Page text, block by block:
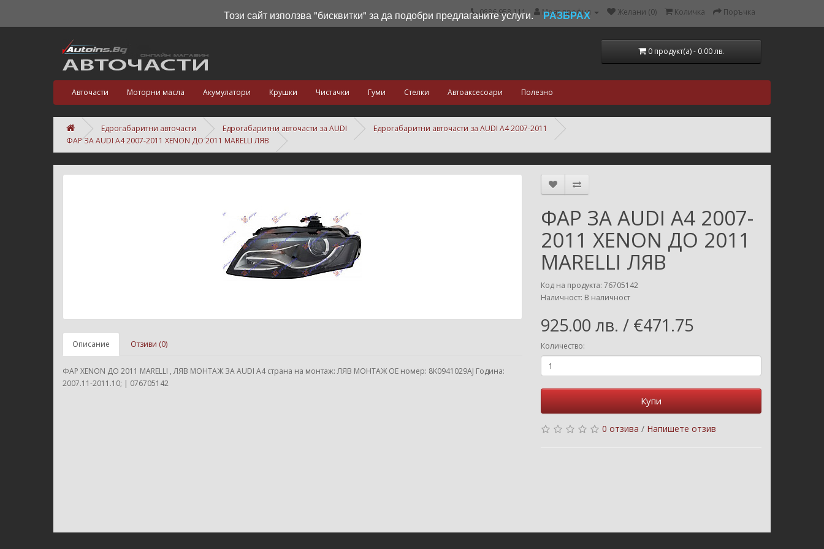
0886 958 111 Моят профил Желани (0) Количка Поръчка
0 продукт(а) - 0.00 лв.
Авточасти Моторни масла Акумулатори Крушки Чистачки Гуми Стелки Автоаксесоари Полезно
Едрогабаритни авточасти Едрогабаритни авточасти за AUDI
Едрогабаритни авточасти за AUDI A4 2007-2011
ФАР ЗА AUDI A4 2007-2011 XENON ДО 2011 MARELLI ЛЯВ
Описание Отзиви (0)
ФАР XENON ДО 2011 MARELLI , ЛЯВ МОНТАЖ ЗА AUDI A4 страна на монтаж: ЛЯВ МОНТАЖ ОЕ номер: 8K0941029AJ Година:
2007.11-2011.10; | 076705142
ФАР ЗА AUDI A4 2007-
2011 XENON ДО 2011
MARELLI ЛЯВ
Код на продукта: 76705142
Наличност: В наличност
925.00 лв. / €471.75
Количество:
Купи
0 отзива / Напишете отзив
Този сайт използва "бисквитки" за да подобри предлаганите услуги. РАЗБРАХ